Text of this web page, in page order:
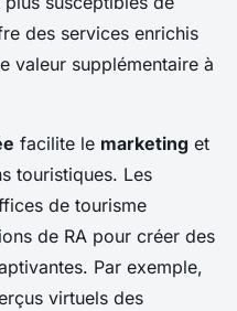
des services enrichis
valeur supplémentaire à
facilite le marketing et
touristiques. Les
de tourisme
de RA pour créer des
Par exemple,
virtuels des